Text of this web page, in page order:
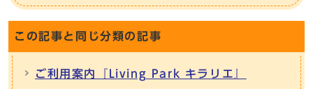
この記事と同じ分類の記事
ご利用案内『Living Park キラリエ』